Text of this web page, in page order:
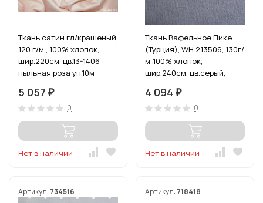
Ткань сатин гл/крашеный,
120 г/м , 100% хлопок,
шир.220см, цв.13-1406
пыльная роза уп.10м
5 057 ₽
0
Нет в наличии
Ткань Вафельное Пике
(Турция), WH 213506, 130г/
м ,100% хлопок,
шир.240см, цв.серый,
4 094 ₽
0
Нет в наличии
Артикул: 734516 Артикул: 718418